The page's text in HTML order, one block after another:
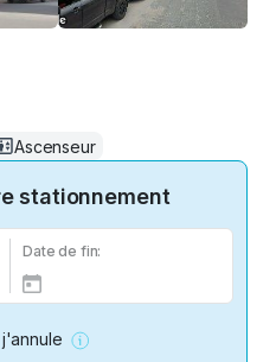
Ascenseur
stationnement
Date de fin: